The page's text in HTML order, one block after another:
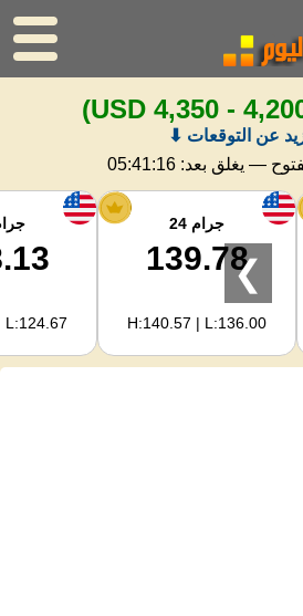
الرئيسية
سعر الذهب
اسعار الفضه
حاسبة الذهب
لمشرفي المواقع
عن التوقعات ⬇
— يغلق بعد: 05:41:15
جرام 24
139.78
H:140.57 | L:136.00
L:124.67
❯